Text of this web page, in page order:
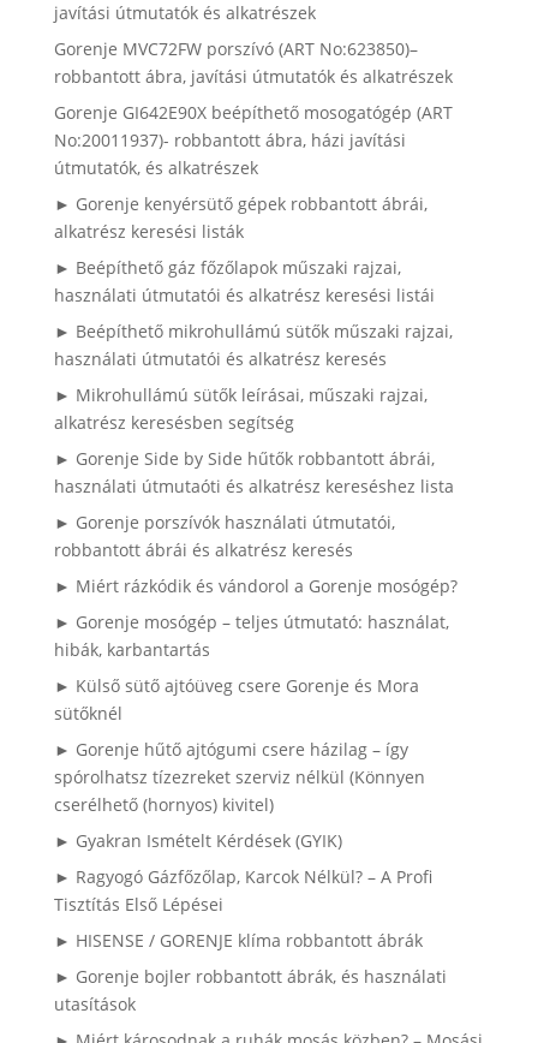
javítási útmutatók és alkatrészek
Gorenje MVC72FW porszívó (ART No:623850)–
robbantott ábra, javítási útmutatók és alkatrészek
Gorenje GI642E90X beépíthető mosogatógép (ART
No:20011937)- robbantott ábra, házi javítási
útmutatók, és alkatrészek
► Gorenje kenyérsütő gépek robbantott ábrái,
alkatrész keresési listák
► Beépíthető gáz főzőlapok műszaki rajzai,
használati útmutatói és alkatrész keresési listái
► Beépíthető mikrohullámú sütők műszaki rajzai,
használati útmutatói és alkatrész keresés
► Mikrohullámú sütők leírásai, műszaki rajzai,
alkatrész keresésben segítség
► Gorenje Side by Side hűtők robbantott ábrái,
használati útmutaóti és alkatrész kereséshez lista
► Gorenje porszívók használati útmutatói,
robbantott ábrái és alkatrész keresés
► Miért rázkódik és vándorol a Gorenje mosógép?
► Gorenje mosógép – teljes útmutató: használat,
hibák, karbantartás
► Külső sütő ajtóüveg csere Gorenje és Mora
sütőknél
► Gorenje hűtő ajtógumi csere házilag – így
spórolhatsz tízezreket szerviz nélkül (Könnyen
cserélhető (hornyos) kivitel)
► Gyakran Ismételt Kérdések (GYIK)
► Ragyogó Gázfőzőlap, Karcok Nélkül? – A Profi
Tisztítás Első Lépései
► HISENSE / GORENJE klíma robbantott ábrák
► Gorenje bojler robbantott ábrák, és használati
utasítások